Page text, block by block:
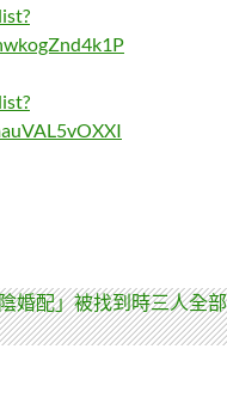
電梯密室消失」懸案